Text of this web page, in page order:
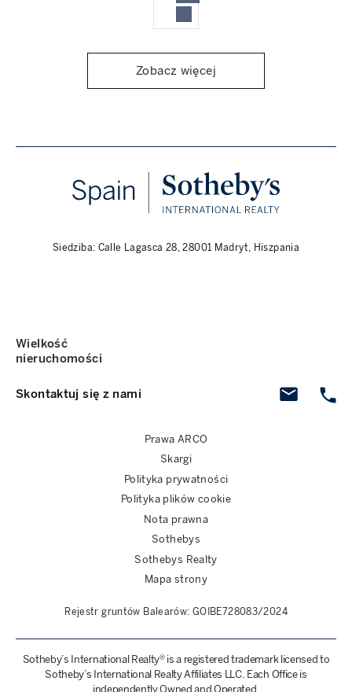
Zobacz więcej
Siedziba: Calle Lagasca 28, 28001 Madryt, Hiszpania
Skontaktuj się z nami
Wielkość
nieruchomości
Prawa ARCO
Skargi
Polityka prywatności
Polityka plików cookie
Nota prawna
Sothebys
Sothebys Realty
Mapa strony
Rejestr gruntów Balearów: GOIBE728083/2024
Sotheby’s International Realty® is a registered trademark licensed to
Sotheby’s International Realty Affiliates LLC. Each Office is
independently Owned and Operated.